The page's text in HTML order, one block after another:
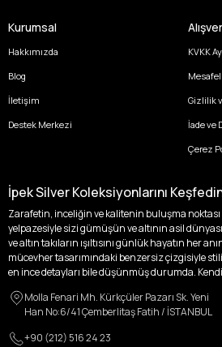
Kurumsal
Hakkımızda
Blog
İletişim
Destek Merkezi
KVKK
Gizlilik
İade ve
Çerez
İpek Silver Koleksiyonlarını
Zarafetin, inceliğin ve kalitenin buluşma
yelpazesiyle sizi gümüşün ve altının asil
ve altın takıların ışıltısını günlük hayatın her
mücevher tasarımındaki benzersiz çizgisiyle
en ince detayları bile düşünmüş durumda.
özgünlüğünüzü ön plana çıkaracak
İpek Silver’da her bir parça, sizin benzersiz
kendinizi ifade etmek için özel bir parça
Molla Fenari Mh. Kürkçüler Pazarı Sk. Yeni
Han No:6/41 Çemberlitaş Fatih / İSTANBUL
+90 (212) 516 24 23